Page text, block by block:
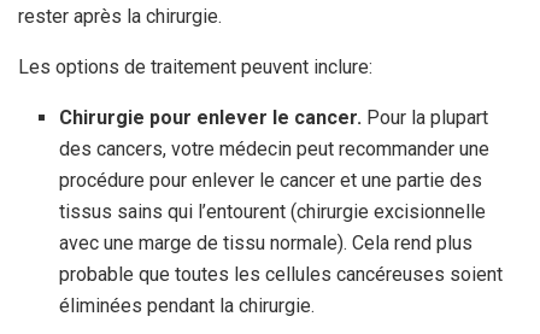
rester après la chirurgie.
Les options de traitement peuvent inclure:
Chirurgie pour enlever le cancer. Pour la plupart
des cancers, votre médecin peut recommander une
procédure pour enlever le cancer et une partie des
tissus sains qui l’entourent (chirurgie excisionnelle
avec une marge de tissu normale). Cela rend plus
probable que toutes les cellules cancéreuses soient
éliminées pendant la chirurgie.